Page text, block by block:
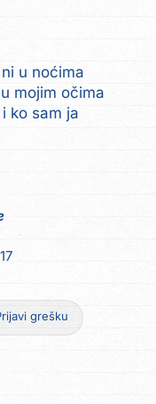
u noćima
mojim očima
ko sam ja
grešku